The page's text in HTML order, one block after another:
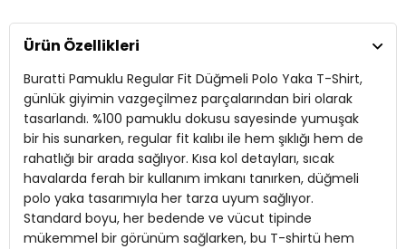
gardırobunun vazgeçilmezi olmaya aday.
Model:Polo
Giyim Tarzı: Günlük/Casual
Materyal:% 100 Pamuk
Yaka Tipi:Düğmeli Polo Yaka
Kol Tipi: Kısa Kol
Kumaş Tipi:Belirtilmemiş
Ürün Özellikleri
Buratti Pamuklu Regular Fit Düğmeli Polo Yaka T-Shirt,
günlük giyimin vazgeçilmez parçalarından biri olarak
tasarlandı. %100 pamuklu dokusu sayesinde yumuşak
bir his sunarken, regular fit kalıbı ile hem şıklığı hem de
rahatlığı bir arada sağlıyor. Kısa kol detayları, sıcak
havalarda ferah bir kullanım imkanı tanırken, düğmeli
polo yaka tasarımıyla her tarza uyum sağlıyor.
Standard boyu, her bedende ve vücut tipinde
mükemmel bir görünüm sağlarken, bu T-shirtü hem